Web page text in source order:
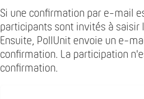
Si une confirmation par e-mail
participants sont invités à saisir
Ensuite, PollUnit envoie un e-
confirmation. La participation
confirmation.